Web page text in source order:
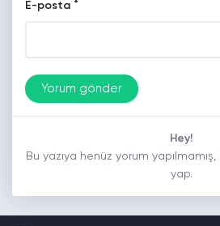
E-posta *
Hey!
Bu yazıya henüz yorum
yap.